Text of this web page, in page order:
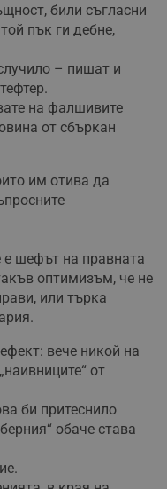
били съгласни
пък ги дебне,
– пишат и
на фалшивите
от сбъркан
им отива да
шефът на правната
оптимизъм, че не
или търка
вече никой на
от
би притеснило
обаче става